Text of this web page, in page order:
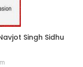
Singh Sidhu